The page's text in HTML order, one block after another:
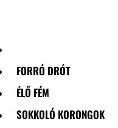
FORRÓ DRÓT
ÉLŐ FÉM
SOKKOLÓ KORONGOK